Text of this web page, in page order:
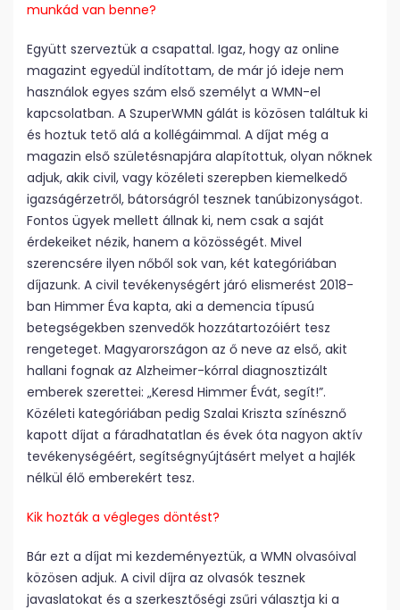
munkád van benne?
Együtt szerveztük a csapattal. Igaz, hogy az online
magazint egyedül indítottam, de már jó ideje nem
használok egyes szám első személyt a WMN-el
kapcsolatban. A SzuperWMN gálát is közösen találtuk ki
és hoztuk tető alá a kollégáimmal. A díjat még a
magazin első születésnapjára alapítottuk, olyan nőknek
adjuk, akik civil, vagy közéleti szerepben kiemelkedő
igazságérzetről, bátorságról tesznek tanúbizonyságot.
Fontos ügyek mellett állnak ki, nem csak a saját
érdekeiket nézik, hanem a közösségét. Mivel
szerencsére ilyen nőből sok van, két kategóriában
díjazunk. A civil tevékenységért járó elismerést 2018-
ban Himmer Éva kapta, aki a demencia típusú
betegségekben szenvedők hozzátartozóiért tesz
rengeteget. Magyarországon az ő neve az első, akit
hallani fognak az Alzheimer-kórral diagnosztizált
emberek szerettei: „Keresd Himmer Évát, segít!”.
Közéleti kategóriában pedig Szalai Kriszta színésznő
kapott díjat a fáradhatatlan és évek óta nagyon aktív
tevékenységéért, segítségnyújtásért melyet a hajlék
nélkül élő emberekért tesz.
Kik hozták a végleges döntést?
Bár ezt a díjat mi kezdeményeztük, a WMN olvasóival
közösen adjuk. A civil díjra az olvasók tesznek
javaslatokat és a szerkesztőségi zsűri választja ki a